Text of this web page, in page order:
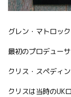
グレン・マトロッ
最初のプロデュー
クリス・スペディ
クリスは当時のUK